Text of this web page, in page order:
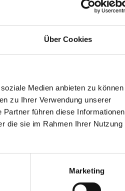
Über Cookies
Medien anbieten zu können
zu Ihrer Verwendung unserer
führen diese Informationen
die sie im Rahmen Ihrer Nutzung
Marketing
von Rollenspielern am
Gesamtheit mit der Note 1,3
dazu auch eine umfangreiche